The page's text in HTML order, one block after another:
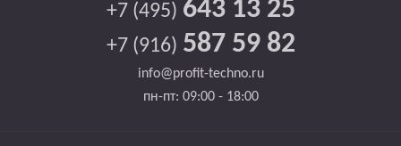
+7 (495) 643 13 25
+7 (916) 587 59 82
info@profit-techno.ru
пн-пт: 09:00 - 18:00